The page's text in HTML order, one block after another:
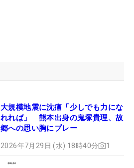
大規模地震に沈痛「少しでも力にな
れれば」 熊本出身の鬼塚貴理、故
郷への思い胸にプレー
2026年7月29日 (水) 18時40分 1